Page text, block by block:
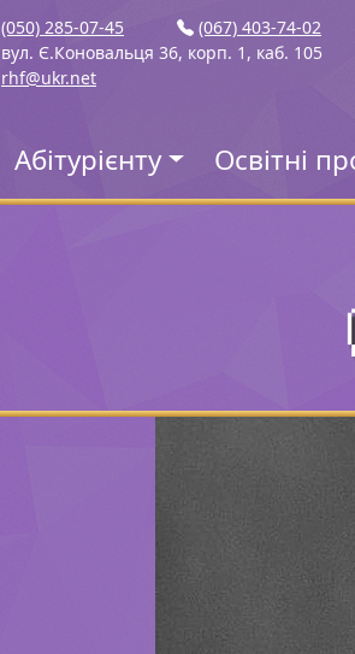
Абітурієнту Освітні
(050) 285-07-45 (067) 403-74-02
вул. Є.Коновальця 36, корп. 1, каб. 105
rhf@ukr.net